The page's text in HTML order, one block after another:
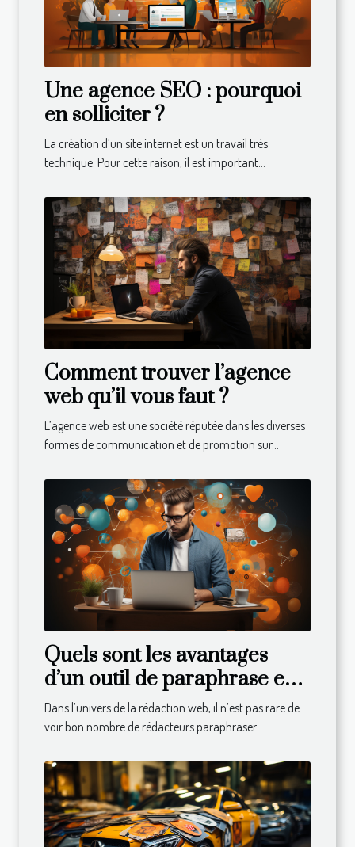
Une agence SEO : pourquoi
en solliciter ?
La création d’un site internet est un travail très
technique. Pour cette raison, il est important...
Comment trouver l’agence
web qu’il vous faut ?
L’agence web est une société réputée dans les diverses
formes de communication et de promotion sur...
Quels sont les avantages
d’un outil de paraphrase en
ligne ?
Dans l’univers de la rédaction web, il n’est pas rare de
voir bon nombre de rédacteurs paraphraser...